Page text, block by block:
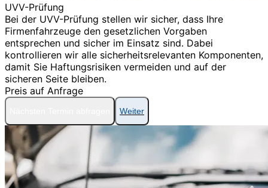
UVV-Prüfung
Bei der UVV-Prüfung stellen wir sicher, dass Ihre
Firmenfahrzeuge den gesetzlichen Vorgaben
entsprechen und sicher im Einsatz sind. Dabei
kontrollieren wir alle sicherheitsrelevanten Komponenten,
damit Sie Haftungsrisiken vermeiden und auf der
sicheren Seite bleiben.
Preis auf Anfrage
Weiter